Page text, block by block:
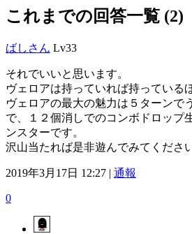
これまでの回答一覧 (2)
ばしさん Lv33
それでいいと思います。
ヴェロアは持っていれば持っている
ヴェロアの最大の魅力は５ターンで
で、１２個消しでのコンボドロップ
ンスターです。
沢山当たれば是非遊んでみてください
2019年3月17日 12:27 | 通報
0